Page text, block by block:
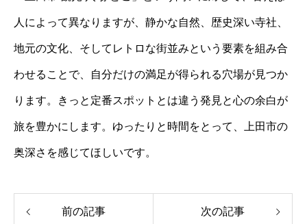
人によって異なりますが、静かな自然、歴史深い寺社、
地元の文化、そしてレトロな街並みという要素を組み合
わせることで、自分だけの満足が得られる穴場が見つか
ります。きっと定番スポットとは違う発見と心の余白が
旅を豊かにします。ゆったりと時間をとって、上田市の
奥深さを感じてほしいです。
前の記事 次の記事